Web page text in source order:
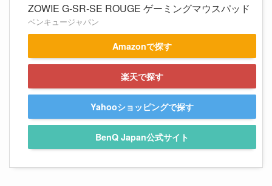
ZOWIE G-SR-SE ROUGE ゲーミングマウスパッド
ベンキュージャパン
Amazonで探す
楽天で探す
Yahooショッピングで探す
BenQ Japan公式サイト